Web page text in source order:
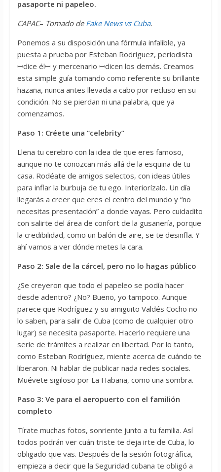
pasaporte ni papeleo.
CAPAC– Tomado de Fake News vs Cuba.
Ponemos a su disposición una fórmula infalible, ya
puesta a prueba por Esteban Rodríguez, periodista
ꟷdice élꟷ y mercenario ꟷdicen los demás. Creamos
esta simple guía tomando como referente su brillante
hazaña, nunca antes llevada a cabo por recluso en su
condición. No se pierdan ni una palabra, que ya
comenzamos.
Paso 1: Créete una “celebrity”
Llena tu cerebro con la idea de que eres famoso,
aunque no te conozcan más allá de la esquina de tu
casa. Rodéate de amigos selectos, con ideas útiles
para inflar la burbuja de tu ego. Interiorízalo. Un día
llegarás a creer que eres el centro del mundo y “no
necesitas presentación” a donde vayas. Pero cuidadito
con salirte del área de confort de la gusanería, porque
la credibilidad, como un balón de aire, se te desinfla. Y
ahí vamos a ver dónde metes la cara.
Paso 2: Sale de la cárcel, pero no lo hagas público
¿Se creyeron que todo el papeleo se podía hacer
desde adentro? ¿No? Bueno, yo tampoco. Aunque
parece que Rodríguez y su amiguito Valdés Cocho no
lo saben, para salir de Cuba (como de cualquier otro
lugar) se necesita pasaporte. Hacerlo requiere una
serie de trámites a realizar en libertad. Por lo tanto,
como Esteban Rodríguez, miente acerca de cuándo te
liberaron. Ni hablar de publicar nada redes sociales.
Muévete sigiloso por La Habana, como una sombra.
Paso 3: Ve para el aeropuerto con el familión
completo
Tírate muchas fotos, sonriente junto a tu familia. Así
todos podrán ver cuán triste te deja irte de Cuba, lo
obligado que vas. Después de la sesión fotográfica,
empieza a decir que la Seguridad cubana te obligó a